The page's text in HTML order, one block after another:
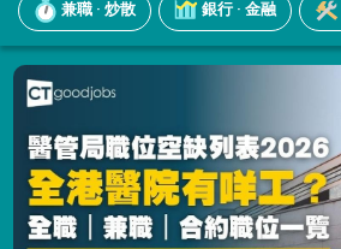
兼職 · 炒散 銀行 · 金融